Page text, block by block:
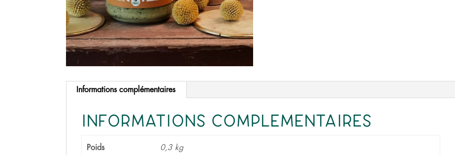
Informations complémentaires
informations complémentaires
Poids 0,3 kg